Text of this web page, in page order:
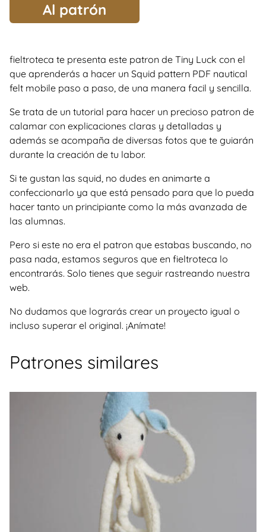
Al patrón
fieltroteca te presenta este patron de Tiny Luck con el
que aprenderás a hacer un Squid pattern PDF nautical
felt mobile paso a paso, de una manera facil y sencilla.
Se trata de un tutorial para hacer un precioso patron de
calamar con explicaciones claras y detalladas y
además se acompaña de diversas fotos que te guiarán
durante la creación de tu labor.
Si te gustan las squid, no dudes en animarte a
confeccionarlo ya que está pensado para que lo pueda
hacer tanto un principiante como la más avanzada de
las alumnas.
Pero si este no era el patron que estabas buscando, no
pasa nada, estamos seguros que en fieltroteca lo
encontrarás. Solo tienes que seguir rastreando nuestra
web.
No dudamos que lograrás crear un proyecto igual o
incluso superar el original. ¡Anímate!
Patrones similares